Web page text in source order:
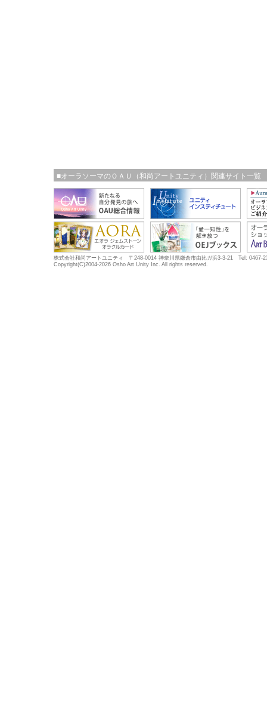
■オーラソーマのＯＡＵ（和尚アートユニティ）関連サイト一覧
株式会社和尚アートユニティ 〒248-0014 神奈川県鎌倉市由比ガ浜3-3-21 Tel: 0467-
Copyright(C)2004-2026 Osho Art Unity Inc. All rights reserved.